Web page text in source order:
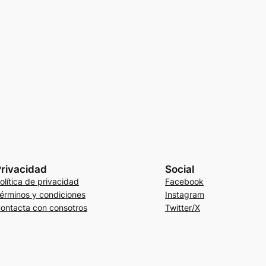
de privacidad
y condiciones
con consotros
Social
Facebook
Instagram
Twitter/X